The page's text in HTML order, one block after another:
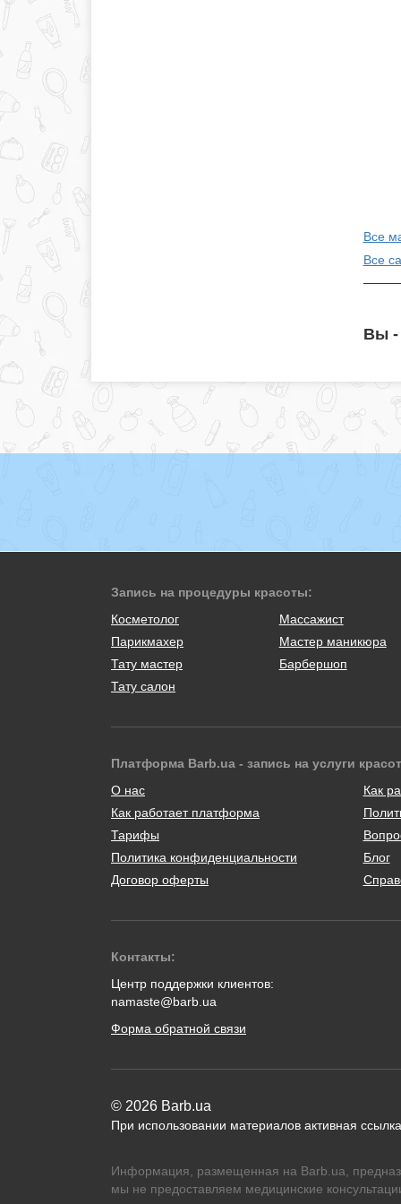
Все
Все
Вы -
Запись на процедуры красоты:
Косметолог
Массажист
Парикмахер
Мастер маникюра
Тату мастер
Барбершоп
Тату салон
Платформа Barb.ua - запись на услуги
О нас
Как работает платформа
Тарифы
Политика конфиденциальности
Договор оферты
Как
Блог
Контакты:
Центр поддержки клиентов:
namaste@barb.ua
Форма обратной связи
© 2026 Barb.ua
При использовании материалов активная
Информация, размещенная на Barb.ua,
мы не предоставляем медицинские